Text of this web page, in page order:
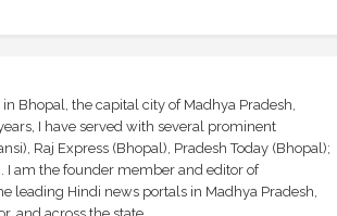
Bhopal, the capital city of Madhya Pradesh,
I have served with several prominent
Raj Express (Bhopal), Pradesh Today (Bhopal);
am the founder member and editor of
leading Hindi news portals in Madhya Pradesh,